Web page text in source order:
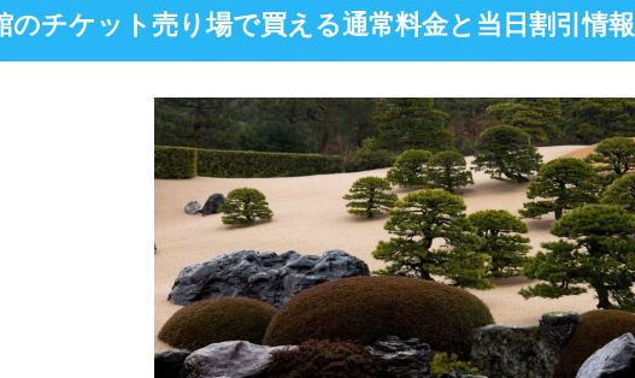
のチケット売り場で買える通常料金と当日割引情報